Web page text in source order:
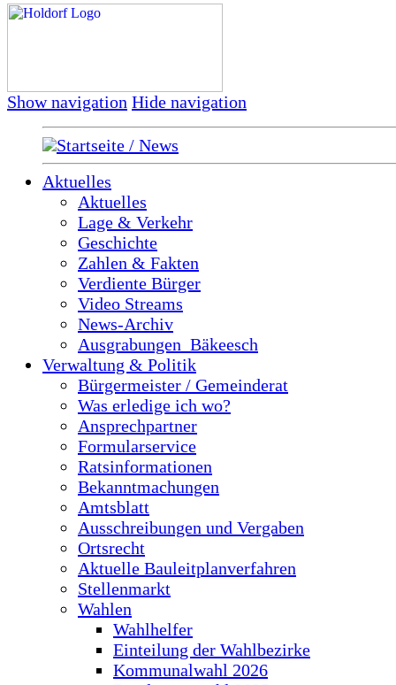
Show navigation Hide navigation
Startseite / News
Aktuelles
Aktuelles
Lage & Verkehr
Geschichte
Zahlen & Fakten
Verdiente Bürger
Video Streams
News-Archiv
Ausgrabungen_Bäkeesch
Verwaltung & Politik
Bürgermeister / Gemeinderat
Was erledige ich wo?
Ansprechpartner
Formularservice
Ratsinformationen
Bekanntmachungen
Amtsblatt
Ausschreibungen und Vergaben
Ortsrecht
Aktuelle Bauleitplanverfahren
Stellenmarkt
Wahlen
Wahlhelfer
Einteilung der Wahlbezirke
Kommunalwahl 2026